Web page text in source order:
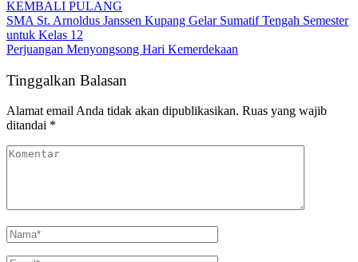
KEMBALI PULANG
SMA St. Arnoldus Janssen Kupang Gelar Sumatif Tengah Semester
untuk Kelas 12
Perjuangan Menyongsong Hari Kemerdekaan
Tinggalkan Balasan
Alamat email Anda tidak akan dipublikasikan. Ruas yang wajib
ditandai *